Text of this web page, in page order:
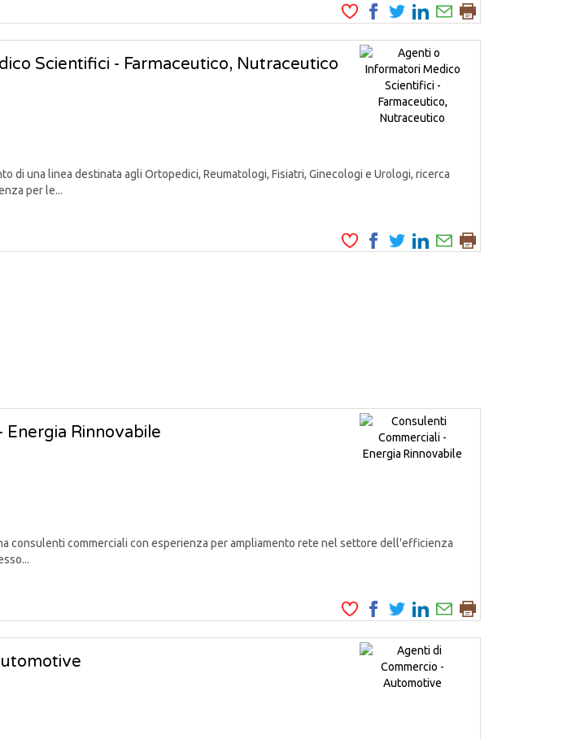
Scientifici - Farmaceutico, Nutraceutico
di una linea destinata agli Ortopedici, Reumatologi, Fisiatri, Ginecologi e Urologi, ricerca
per le...
Energia Rinnovabile
consulenti commerciali con esperienza per ampliamento rete nel settore dell'efficienza